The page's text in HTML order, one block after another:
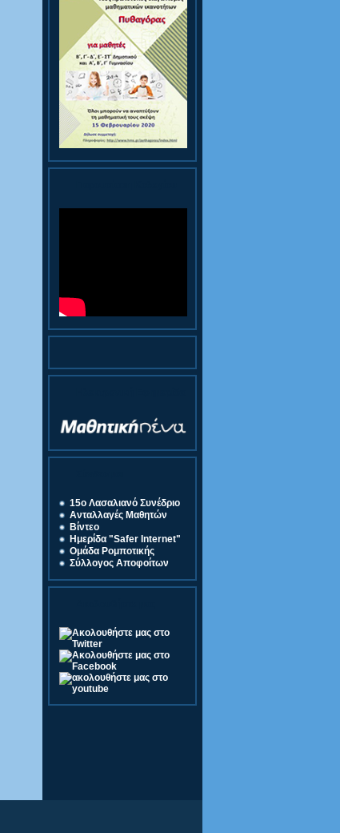
15o Λασαλιανό Συνέδριο
Ανταλλαγές Μαθητών
Βίντεο
Ημερίδα "Safer Internet"
Ομάδα Ρομποτικής
Σύλλογος Αποφοίτων